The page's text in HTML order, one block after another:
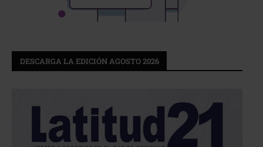
DESCARGA LA EDICIÓN AGOSTO 2026